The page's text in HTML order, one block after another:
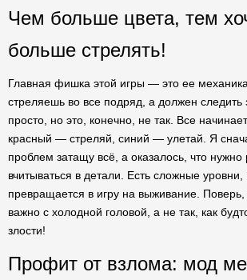
Чем больше цвета, тем
больше стрелять!
Главная фишка этой игры — это ее
стреляешь во все подряд, а должен следить
просто, но это, конечно, не так. Все
красный — стреляй, синий — улетай. Я
проблем затащу всё, а оказалось, что нужно
вчитываться в детали. Есть сложные уровни,
превращается в игру на выживание. Поверь,
важно с холодной головой, а не так, как
злости!
Профит от взлома: мод